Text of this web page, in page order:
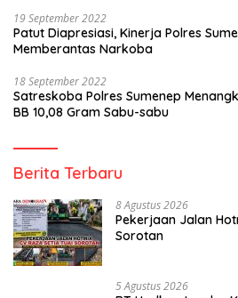
19 September 2022
Patut Diapresiasi, Kinerja Polres
Memberantas Narkoba
18 September 2022
Satreskoba Polres Sumenep
BB 10,08 Gram Sabu-sabu
Berita Terbaru
8 Agustus 2026
Pekerjaan Jalan
Sorotan
5 Agustus 2026